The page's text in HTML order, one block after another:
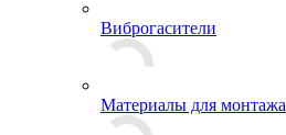
Виброгасители
Материалы для монтажа